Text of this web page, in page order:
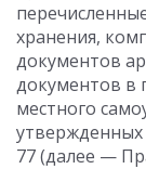
хранения,
документов
документов в
местного
77 (далее —